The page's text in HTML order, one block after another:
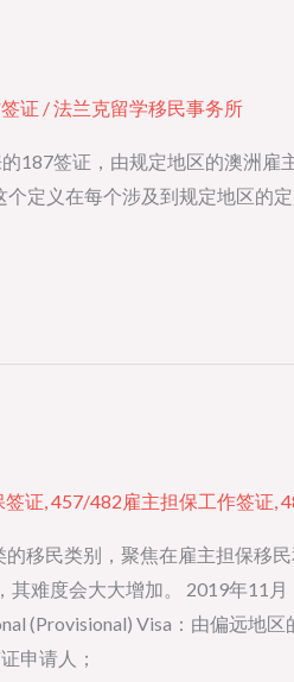
证 /法兰克留学移民事务所
签证，由规定地区的澳洲
定义在每个涉及到规定地区
签证,457/482雇主担保工作签证,
移民类别，聚焦在雇主担保
难度会大大增加。 2019年11
(Provisional) Visa：由偏远
申请人；